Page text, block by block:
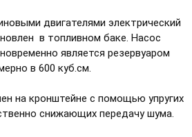
двигателями электрический
в топливном баке. Насос
является резервуаром
в 600 куб.см.
на кронштейне с помощью упругих
снижающих передачу шума.